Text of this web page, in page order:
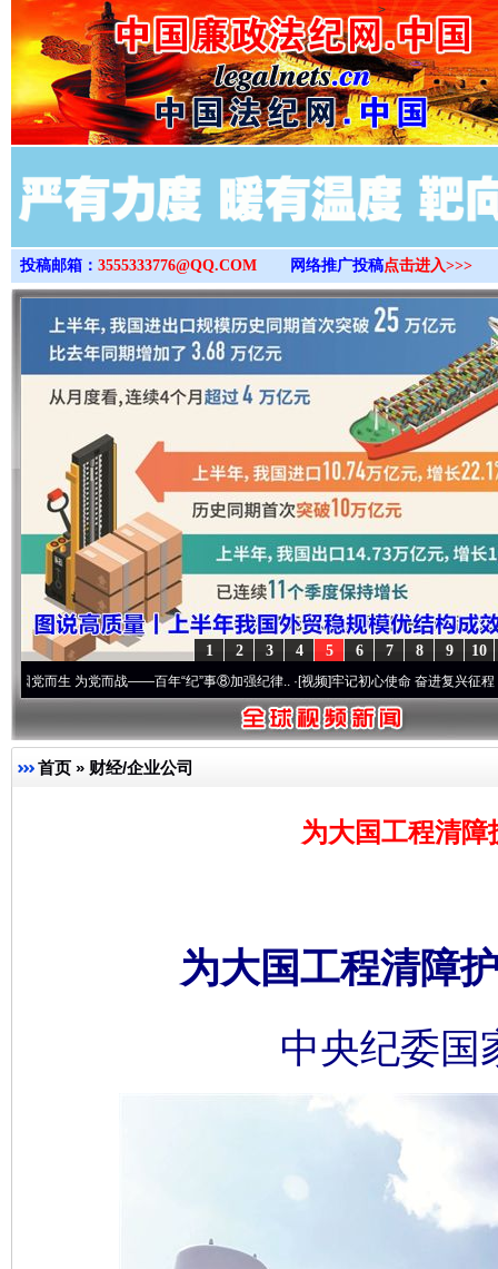
>
投稿邮箱： 3555333776@QQ.COM 网络推广投稿点击进入>>>
10
9
8
7
6
5
4
3
2
1
为党而战——百年“纪”事⑧加强纪律..·[视频]牢记初心使命 奋进复兴征程丨“转折之城
首页 » 财经/企业公司
为大国工程清
为大国工程清障
中央纪委国